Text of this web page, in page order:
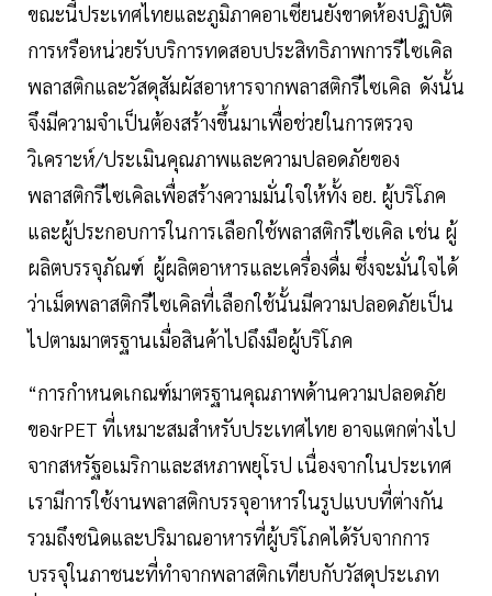
ขณะนี้ประเทศไทยและภูมิภาคอาเซียนยังขาดห้องปฏิบัติ
การหรือหน่วยรับบริการทดสอบประสิทธิภาพการรีไซเคิล
พลาสติกและวัสดุสัมผัสอาหารจากพลาสติกรีไซเคิล ดังนั้น
จึงมีความจำเป็นต้องสร้างขึ้นมาเพื่อช่วยในการตรวจ
วิเคราะห์/ประเมินคุณภาพและความปลอดภัยของ
พลาสติกรีไซเคิลเพื่อสร้างความมั่นใจให้ทั้ง อย. ผู้บริโภค
และผู้ประกอบการในการเลือกใช้พลาสติกรีไซเคิล เช่น ผู้
ผลิตบรรจุภัณฑ์ ผู้ผลิตอาหารและเครื่องดื่ม ซึ่งจะมั่นใจได้
ว่าเม็ดพลาสติกรีไซเคิลที่เลือกใช้นั้นมีความปลอดภัยเป็น
ไปตามมาตรฐานเมื่อสินค้าไปถึงมือผู้บริโภค
“การกำหนดเกณฑ์มาตรฐานคุณภาพด้านความปลอดภัย
ของrPET ที่เหมาะสมสำหรับประเทศไทย อาจแตกต่างไป
จากสหรัฐอเมริกาและสหภาพยุโรป เนื่องจากในประเทศ
เรามีการใช้งานพลาสติกบรรจุอาหารในรูปแบบที่ต่างกัน
รวมถึงชนิดและปริมาณอาหารที่ผู้บริโภคได้รับจากการ
บรรจุในภาชนะที่ทำจากพลาสติกเทียบกับวัสดุประเภท